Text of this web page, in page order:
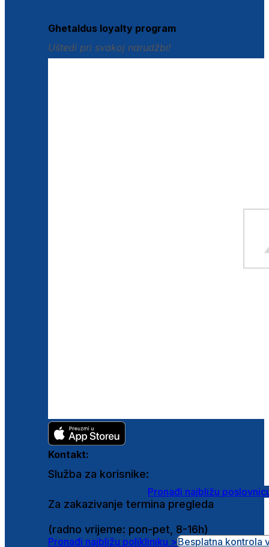
Ghetaldus loyalty program
Uštedi pri svakoj narudžbi!
Kontakt:
Služba za korisnike:
Pronađi najbližu
Za zakazivanje termina pregleda
(radno vrijeme: pon-pet, 8-16h)
Pronađi najbližu polikliniku >Besplatna kontrola